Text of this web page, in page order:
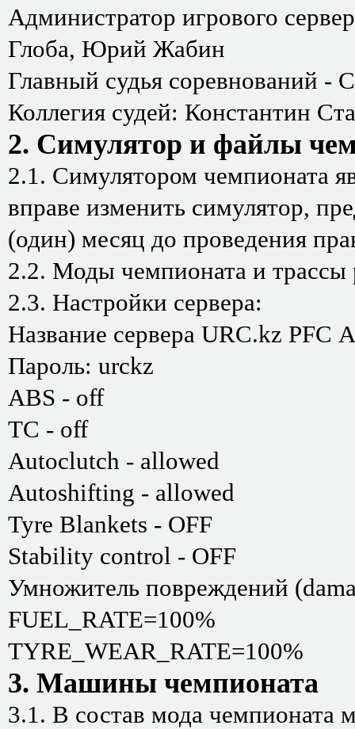
Администратор игрового
Глоба, Юрий Жабин
Главный судья соревнований -
Коллегия судей: Константин
2. Симулятор и файлы
2.1. Симулятором чемпионата
вправе изменить симулятор,
(один) месяц до проведения
2.2. Моды чемпионата и
2.3. Настройки сервера:
Название сервера URC.kz PFС
Пароль: urckz
ABS - off
TC - off
Аutoclutch - allowed
Autoshifting - allowed
Tyre Blankets - OFF
Stability control - OFF
Умножитель повреждений
FUEL_RATE=100%
TYRE_WEAR_RATE=100%
3. Машины чемпионата
3.1. В состав мода чемпионата